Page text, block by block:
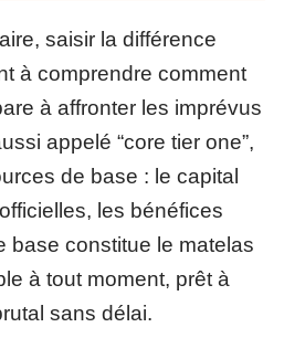
saisir la différence
à comprendre comment
à affronter les imprévus
appelé “core tier one”,
de base : le capital
les bénéfices
base constitue le matelas
à tout moment, prêt à
sans délai.